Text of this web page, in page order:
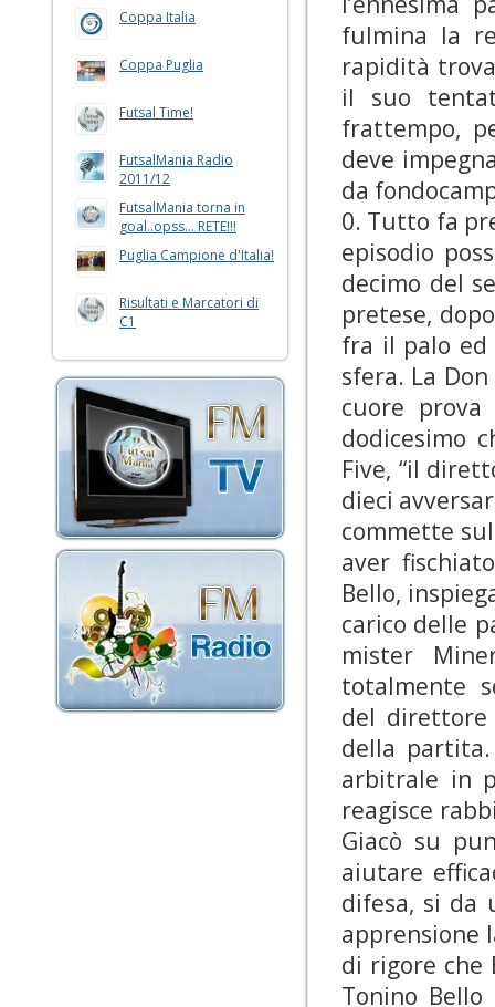
Coppa Italia
Coppa Puglia
Futsal Time!
FutsalMania Radio
2011/12
FutsalMania torna in
goal..opss... RETE!!!
Puglia Campione d'Italia!
Risultati e Marcatori di
C1
fulmina la
rapidità
il suo
frattempo,
deve
da
0. Tutto fa
episodio
decimo del
pretese,
fra il palo ed
sfera. La
cuore
dodicesimo
Five, “il
dieci
commette
aver
Bello,
carico delle
mister
totalmente
del direttore
della partita.
arbitrale in
reagisce
Giacò su
aiutare
difesa, si da
apprensione
di rigore che
Tonino